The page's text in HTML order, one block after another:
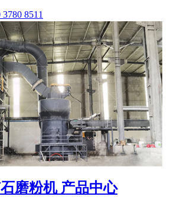
8511
磨粉机 产品中心